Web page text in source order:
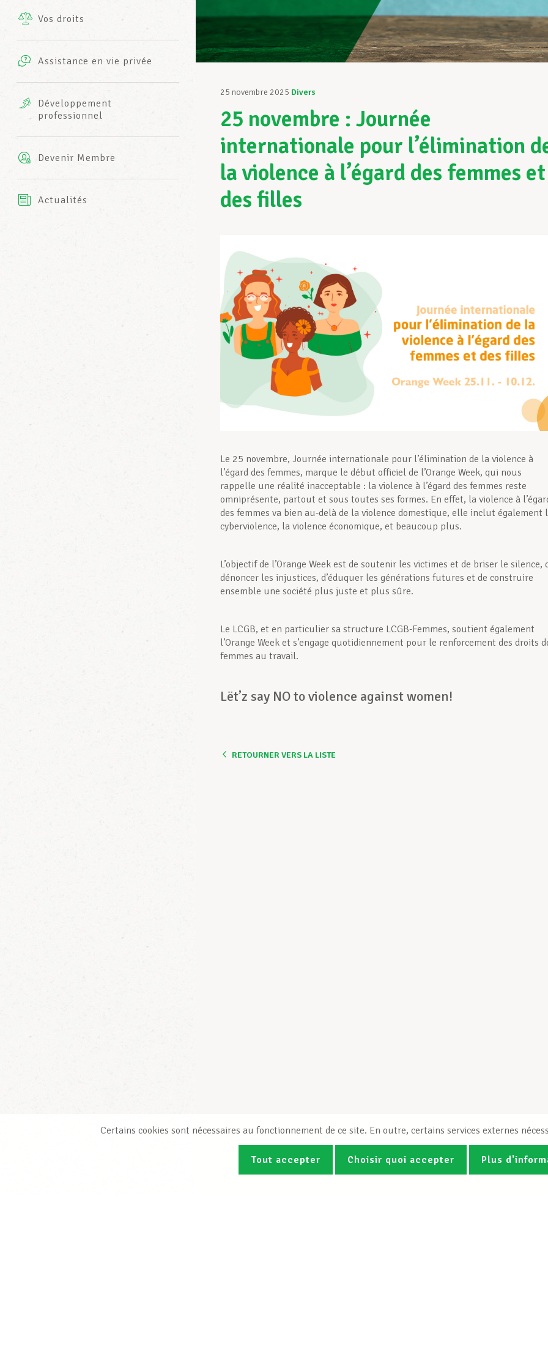
INFO-CENTER
Vos droits
Assistance en vie privée
complémentaires
AXA
Développement
professionnel
Devenir Membre
Actualités
25 novembre 2025 Divers
25 novembre : Journée
internationale pour l’élimination
la violence à l’égard des femmes et
des filles
Le 25 novembre, Journée internationale pour l’élimination de la violence à
l’égard des femmes, marque le début officiel de l’Orange Week, qui nous
rappelle une réalité inacceptable : la violence à l’égard des femmes reste
omniprésente, partout et sous toutes ses formes. En effet, la violence à
des femmes va bien au-delà de la violence domestique, elle inclut également
cyberviolence, la violence économique, et beaucoup plus.
L’objectif de l’Orange Week est de soutenir les victimes et de briser le silence,
dénoncer les injustices, d’éduquer les générations futures et de construire
ensemble une société plus juste et plus sûre.
Le LCGB, et en particulier sa structure LCGB-Femmes, soutient également
l’Orange Week et s’engage quotidiennement pour le renforcement des droits
femmes au travail.
Lët’z say NO to violence against women!
RETOURNER VERS LA LISTE
Certains cookies sont nécessaires au fonctionnement de ce site. En outre, certains services externes
Tout accepter Choisir quoi accepter Plus